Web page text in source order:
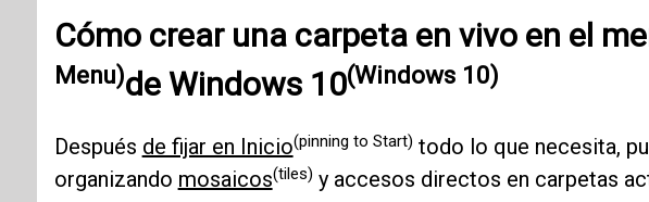
Cómo crear una carpeta en vivo en el
Menu)de Windows 10(Windows 10)
Después de fijar en Inicio(pinning to Start) todo lo que necesita,
organizando mosaicos(tiles) y accesos directos en carpetas